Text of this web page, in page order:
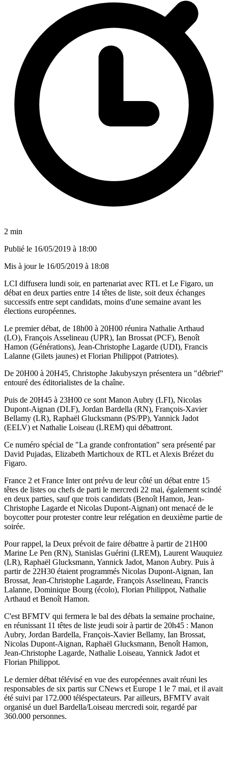
2 min
Publié le 16/05/2019 à 18:00
Mis à jour le 16/05/2019 à 18:08
LCI diffusera lundi soir, en partenariat avec RTL et Le Figaro, un
débat en deux parties entre 14 têtes de liste, soit deux échanges
successifs entre sept candidats, moins d'une semaine avant les
élections européennes.
Le premier débat, de 18h00 à 20H00 réunira Nathalie Arthaud
(LO), François Asselineau (UPR), Ian Brossat (PCF), Benoît
Hamon (Générations), Jean-Christophe Lagarde (UDI), Francis
Lalanne (Gilets jaunes) et Florian Philippot (Patriotes).
De 20H00 à 20H45, Christophe Jakubyszyn présentera un "débrief"
entouré des éditorialistes de la chaîne.
Puis de 20H45 à 23H00 ce sont Manon Aubry (LFI), Nicolas
Dupont-Aignan (DLF), Jordan Bardella (RN), François-Xavier
Bellamy (LR), Raphaël Glucksmann (PS/PP), Yannick Jadot
(EELV) et Nathalie Loiseau (LREM) qui débattront.
Ce numéro spécial de "La grande confrontation" sera présenté par
David Pujadas, Elizabeth Martichoux de RTL et Alexis Brézet du
Figaro.
France 2 et France Inter ont prévu de leur côté un débat entre 15
têtes de listes ou chefs de parti le mercredi 22 mai, également scindé
en deux parties, sauf que trois candidats (Benoît Hamon, Jean-
Christophe Lagarde et Nicolas Dupont-Aignan) ont menacé de le
boycotter pour protester contre leur relégation en deuxième partie de
soirée.
Pour rappel, la Deux prévoit de faire débattre à partir de 21H00
Marine Le Pen (RN), Stanislas Guérini (LREM), Laurent Wauquiez
(LR), Raphaël Glucksmann, Yannick Jadot, Manon Aubry. Puis à
partir de 22H30 étaient programmés Nicolas Dupont-Aignan, Ian
Brossat, Jean-Christophe Lagarde, François Asselineau, Francis
Lalanne, Dominique Bourg (écolo), Florian Philippot, Nathalie
Arthaud et Benoît Hamon.
C'est BFMTV qui fermera le bal des débats la semaine prochaine,
en réunissant 11 têtes de liste jeudi soir à partir de 20h45 : Manon
Aubry, Jordan Bardella, François-Xavier Bellamy, Ian Brossat,
Nicolas Dupont-Aignan, Raphaël Glucksmann, Benoît Hamon,
Jean-Christophe Lagarde, Nathalie Loiseau, Yannick Jadot et
Florian Philippot.
Le dernier débat télévisé en vue des européennes avait réuni les
responsables de six partis sur CNews et Europe 1 le 7 mai, et il avait
été suivi par 172.000 téléspectateurs. Par ailleurs, BFMTV avait
organisé un duel Bardella/Loiseau mercredi soir, regardé par
360.000 personnes.